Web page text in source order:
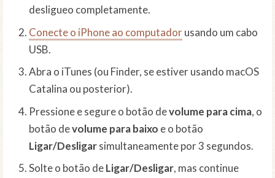
desligueo completamente.
Conecte o iPhone ao computadorusando um cabo
USB.
Abra o iTunes (ou Finder, se estiver usando macOS
Catalina ou posterior).
Pressione e segure o botão devolume para cima, o
botão devolume para baixo e o botão
Ligar/Desligarsimultaneamente por 3 segundos.
Solte o botão deLigar/Desligar, mas continue